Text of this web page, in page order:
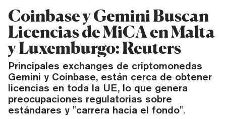
Coinbase y Gemini Buscan
Licencias de MiCA en Malta
y Luxemburgo: Reuters
Principales exchanges de criptomonedas
Gemini y Coinbase, están cerca de obtener
licencias en toda la UE, lo que genera
preocupaciones regulatorias sobre
estándares y "carrera hacia el fondo".